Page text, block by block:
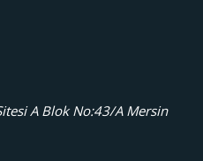
A Blok No:43/A Mersin